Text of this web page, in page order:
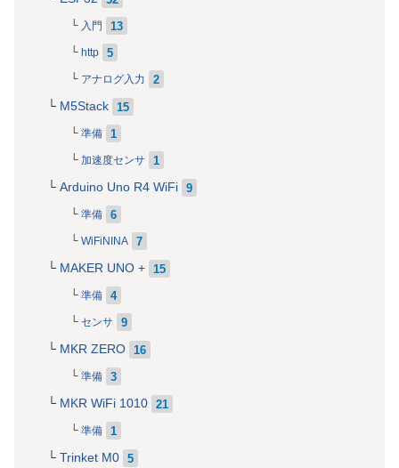
入門 13
http 5
アナログ入力 2
M5Stack 15
準備 1
加速度センサ 1
Arduino Uno R4 WiFi 9
準備 6
WiFiNINA 7
MAKER UNO + 15
準備 4
センサ 9
MKR ZERO 16
準備 3
MKR WiFi 1010 21
準備 1
Trinket M0 5